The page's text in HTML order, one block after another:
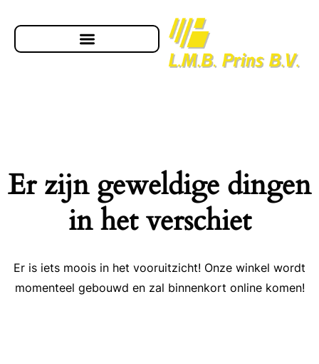
Er zijn geweldige dingen
in het verschiet
Er is iets moois in het vooruitzicht! Onze winkel wordt
momenteel gebouwd en zal binnenkort online komen!